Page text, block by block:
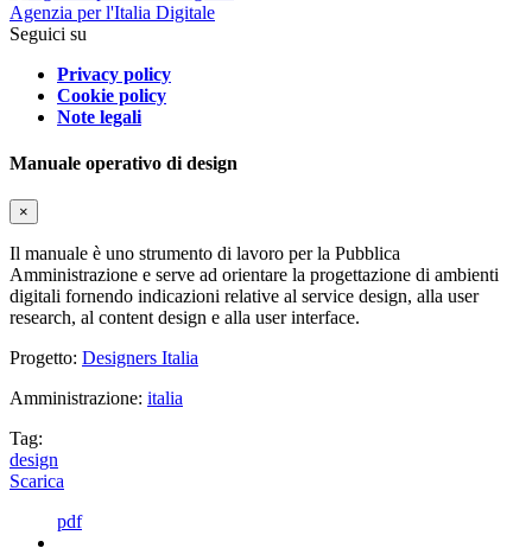
Agenzia per l'Italia Digitale
Seguici su
Privacy policy
Cookie policy
Note legali
Manuale operativo di design
×
Il manuale è uno strumento di lavoro per la Pubblica
Amministrazione e serve ad orientare la progettazione di ambienti
digitali fornendo indicazioni relative al service design, alla user
research, al content design e alla user interface.
Progetto: Designers Italia
Amministrazione: italia
Tag:
design
Scarica
pdf